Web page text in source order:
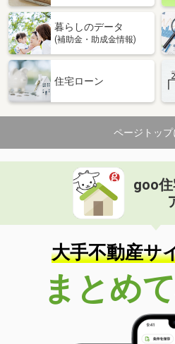
暮らしのデータ
(補助金・助成金情報)
住宅ローン
ページトップ
goo
大手不動産サ
まとめ